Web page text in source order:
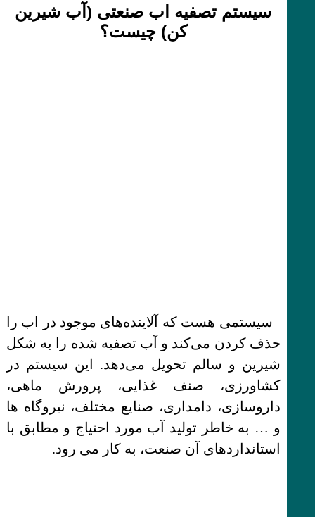
سیستم تصفیه اب صنعتی (آب شیرین
کن) چیست؟
سیستمی هست که آلاینده‌های موجود در اب را
حذف کردن می‌کند و آب تصفیه شده را به شکل
شیرین و سالم تحویل می‌دهد. این سیستم در
کشاورزی، صنف غذایی، پرورش ماهی،
داروسازی، دامداری، صنایع مختلف، نیروگاه ها
و … به خاطر تولید آب مورد احتیاج و مطابق با
استانداردهای آن صنعت، به کار می رود.